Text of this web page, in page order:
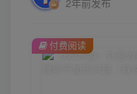
2年前发布
付费阅读